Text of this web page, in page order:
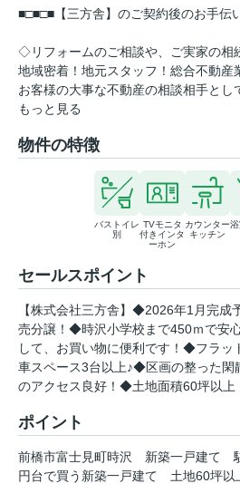
■□■□■【三方舎】のご契約後のお手伝
◇リフォームのご相談や、ご実家の相
地域密着！地元スタッフ！総合不動産
お客様の大事な不動産の相談相手とし
もっと見る
物件の特徴
バストイレ
別
TVモニタ
付きインタ
ーホン
カウンター
キッチン
セールスポイント
【株式会社三方舎】◆2026年1月完
売分譲！◆時沢小学校まで450ｍで安
して、お買い物に便利です！◆フラ
車スペース3台以上♪◆区画の整った
のアクセス良好！◆土地面積60坪以上
ポイント
前橋市富士見町時沢 新築一戸建て
円台で買う新築一戸建て
土地60坪以